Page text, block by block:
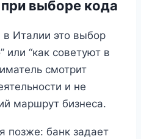
выборе кода
Италии это выбор
или “как советуют в
смотрит
и не
маршрут бизнеса.
позже: банк задает